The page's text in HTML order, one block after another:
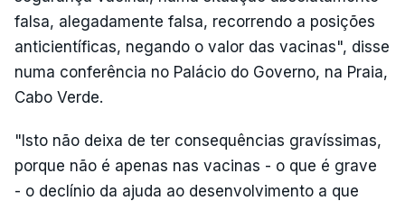
falsa, alegadamente falsa, recorrendo a posições
anticientíficas, negando o valor das vacinas", disse
numa conferência no Palácio do Governo, na Praia,
Cabo Verde.
"Isto não deixa de ter consequências gravíssimas,
porque não é apenas nas vacinas - o que é grave
- o declínio da ajuda ao desenvolvimento a que